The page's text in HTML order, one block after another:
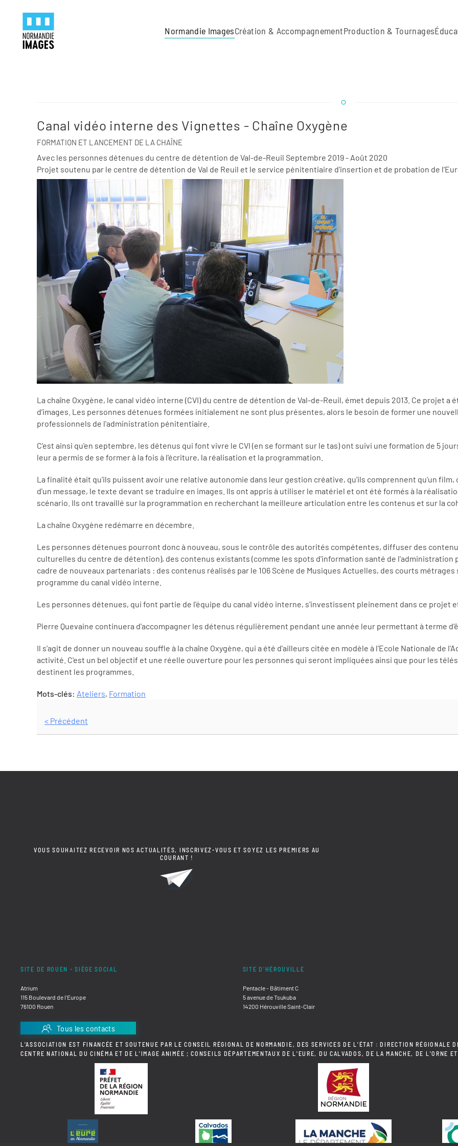
Skip to main content
Normandie ImagesCréation & AccompagnementProduction & Tournages
Canal vidéo interne des Vignettes - Chaîne Oxygène
FORMATION ET LANCEMENT DE LA CHAÎNE
Avec les personnes détenues du centre de détention de Val-de-Reuil Septembre 2019 - Août 2020
Projet soutenu par le centre de détention de Val de Reuil et le service pénitentiaire d'insertion et de probation de
La chaîne Oxygène, le canal vidéo interne (CVI) du centre de détention de Val-de-Reuil, émet depuis 2013. Ce projet a
d’images. Les personnes détenues formées initialement ne sont plus présentes, alors le besoin de former une
professionnels de l'administration pénitentiaire.
C'est ainsi qu'en septembre, les détenus qui font vivre le CVI (en se formant sur le tas) ont suivi une formation de 5
leur a permis de se former à la fois à l'écriture, la réalisation et la programmation.
La finalité était qu'ils puissent avoir une relative autonomie dans leur gestion créative, qu'ils comprennent qu’un
d'un message, le texte devant se traduire en images. Ils ont appris à utiliser le matériel et ont été formés à la
scénario. Ils ont travaillé sur la programmation en recherchant la meilleure articulation entre les contenus et sur la
La chaîne Oxygène redémarre en décembre.
Les personnes détenues pourront donc à nouveau, sous le contrôle des autorités compétentes, diffuser des
culturelles du centre de détention), des contenus existants (comme les spots d'information santé de
cadre de nouveaux partenariats : des contenus réalisés par le 106 Scène de Musiques Actuelles, des courts
programme du canal vidéo interne.
Les personnes détenues, qui font partie de l'équipe du canal vidéo interne, s'investissent pleinement dans ce projet
Pierre Quevaine continuera d'accompagner les détenus régulièrement pendant une année leur permettant à terme
Il s'agit de donner un nouveau souffle à la chaîne Oxygène, qui a été d'ailleurs citée en modèle à l'Ecole Nationale de
activité. C'est un bel objectif et une réelle ouverture pour les personnes qui seront impliquées ainsi que pour les
destinent les programmes.
Mots-clés: Ateliers, Formation
< Précédent
VOUS SOUHAITEZ RECEVOIR NOS ACTUALITÉS, INSCRIVEZ-VOUS ET SOYEZ LES PREMIERS AU
COURANT !
SITE DE ROUEN - SIÈGE SOCIAL
Atrium
115 Boulevard de l'Europe
76100 Rouen
Tous les contacts
SITE D'HÉROUVILLE
Pentacle - Bâtiment C
5 avenue de Tsukuba
14200 Hérouville Saint-Clair
L'ASSOCIATION EST FINANCÉE ET SOUTENUE PAR LE CONSEIL RÉGIONAL DE NORMANDIE, DES SERVICES DE L'ÉTAT : DIRECTION RÉGIONALE
CENTRE NATIONAL DU CINÉMA ET DE L'IMAGE ANIMÉE ; CONSEILS DÉPARTEMENTAUX DE L'EURE, DU CALVADOS, DE LA MANCHE, DE L'ORNE